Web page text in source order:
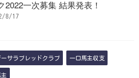
2022一次募集 結果発表！
8/17
ーサラブレッドクラブ 一口馬主収支